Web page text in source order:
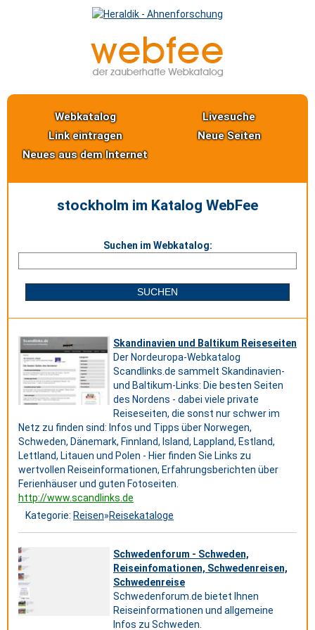
Webkatalog
Livesuche
Link eintragen
Neue Seiten
Neues aus dem Internet
stockholm im Katalog WebFee
Suchen im Webkatalog:
Skandinavien und Baltikum Reiseseiten
Der Nordeuropa-Webkatalog
Scandlinks.de sammelt Skandinavien-
und Baltikum-Links: Die besten Seiten
des Nordens - dabei viele private
Reiseseiten, die sonst nur schwer im
Netz zu finden sind: Infos und Tipps über Norwegen,
Schweden, Dänemark, Finnland, Island, Lappland, Estland,
Lettland, Litauen und Polen - Hier finden Sie Links zu
wertvollen Reiseinformationen, Erfahrungsberichten über
Ferienhäuser und guten Fotoseiten.
http://www.scandlinks.de
Kategorie: Reisen»Reisekataloge
Schwedenforum - Schweden,
Reiseinfomationen, Schwedenreisen,
Schwedenreise
Schwedenforum.de bietet Ihnen
Reiseinformationen und allgemeine
Infos zu Schweden.